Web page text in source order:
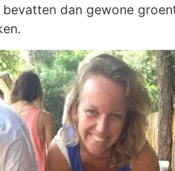
dan gewone